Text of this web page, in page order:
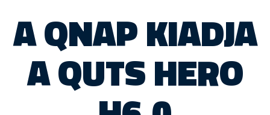
A QNAP KIADJA
A QUTS HERO